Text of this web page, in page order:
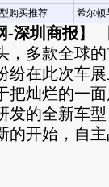
购买推荐
希尔顿
-深圳商报 】
多款全球的
纷在此次车
把灿烂的一
发的全新车
的开始，自